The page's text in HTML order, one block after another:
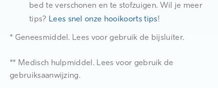
bed te verschonen en te stofzuigen. Wil je meer
tips? Lees snel onze hooikoorts tips!
* Geneesmiddel. Lees voor gebruik de bijsluiter.
** Medisch hulpmiddel. Lees voor gebruik de
gebruiksaanwijzing.